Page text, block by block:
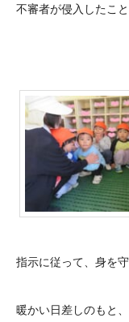
不審者が侵入したこ
指示に従って、身を
暖かい日差しのもと